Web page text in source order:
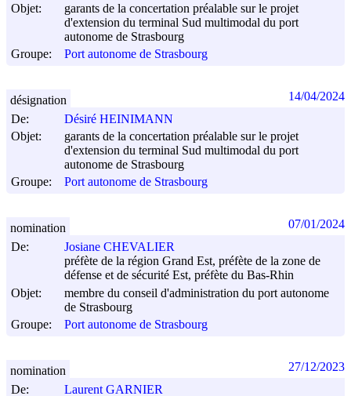
Objet:
garants de la concertation préalable sur le projet
d'extension du terminal Sud multimodal du port
autonome de Strasbourg
Groupe:
Port autonome de Strasbourg
De:
Désiré HEINIMANN
Objet:
garants de la concertation préalable sur le projet
d'extension du terminal Sud multimodal du port
autonome de Strasbourg
Groupe:
Port autonome de Strasbourg
désignation 14/04/2024
De:
Josiane CHEVALIER
préfète de la région Grand Est, préfète de la zone de
défense et de sécurité Est, préfète du Bas-Rhin
Objet:
membre du conseil d'administration du port autonome
de Strasbourg
Groupe:
Port autonome de Strasbourg
nomination 07/01/2024
De:
Laurent GARNIER
nomination 27/12/2023